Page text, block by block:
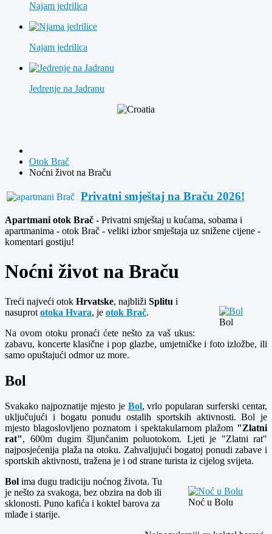
Najam jedrilica
Najam jedrilica
Jedrenje na Jadranu
Otok Brač
Noćni život na Braču
Privatni smještaj na Braču 2026!
Apartmani otok Brač - Privatni smještaj u kućama, sobama i
apartmanima - otok Brač - veliki izbor smještaja uz snižene cijene -
komentari gostiju!
Noćni život na Braču
Bol
Treći najveći otok Hrvatske, najbliži Splitu i
nasuprot otoka Hvara, je otok Brač.
Na ovom otoku pronaći ćete nešto za vaš ukus:
zabavu, koncerte klasične i pop glazbe, umjetničke i foto izložbe, ili
samo opuštajući odmor uz more.
Bol
Svakako najpoznatije mjesto je Bol, vrlo popularan surferski centar,
uključujući i bogatu ponudu ostalih sportskih aktivnosti. Bol je
mjesto blagoslovljeno poznatom i spektakularnom plažom "Zlatni
rat", 600m dugim šljunčanim poluotokom. Ljeti je "Zlatni rat"
najposjećenija plaža na otoku. Zahvaljujući bogatoj ponudi zabave i
sportskih aktivnosti, tražena je i od strane turista iz cijelog svijeta.
Noć u Bolu
Bol ima dugu tradiciju noćnog života. Tu
je nešto za svakoga, bez obzira na dob ili
sklonosti. Puno kafića i koktel barova za
mlađe i starije.